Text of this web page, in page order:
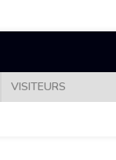
VISITEURS